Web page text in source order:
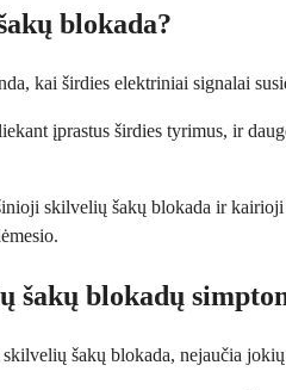
blokada?
kai širdies elektriniai signalai
įprastus širdies tyrimus, ir
skilvelių šakų blokada ir
šakų blokadų
šakų blokada, nejaučia